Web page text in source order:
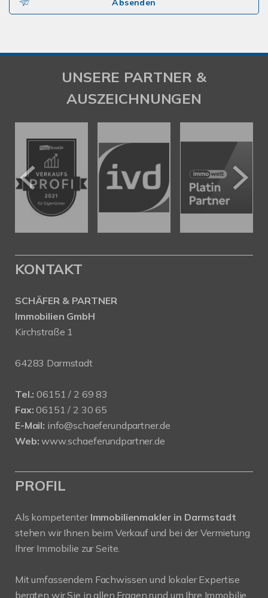
Absenden
UNSERE PARTNER &
AUSZEICHNUNGEN
KONTAKT
SCHÄFER & PARTNER
Immobilien GmbH
Kirchstraße 1
64283 Darmstadt
Tel.: 06151 / 2 69 83
Fax: 06151 / 2 30 65
E-Mail: info@schaeferundpartner.de
Web: www.schaeferundpartner.de
PROFIL
Als kompetenter Immobilienmakler in Darmstadt
stehen wir Ihnen beim Verkauf und bei der Vermietung
Ihrer Immobilie zur Seite.
Mit umfassendem Fachwissen und lokaler Expertise
beraten wir Sie in allen Fragen rund um Ihre Immobilie